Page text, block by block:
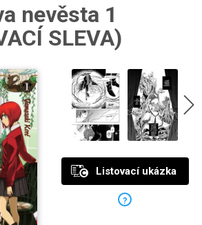
nevěsta 1
SLEVA)
Listovací ukázka
?